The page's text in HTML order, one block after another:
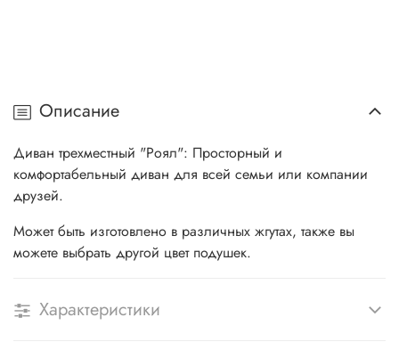
Описание
Диван трехместный "Роял": Просторный и
комфортабельный диван для всей семьи или компании
друзей.
Может быть изготовлено в различных жгутах, также вы
можете выбрать другой цвет подушек.
Характеристики